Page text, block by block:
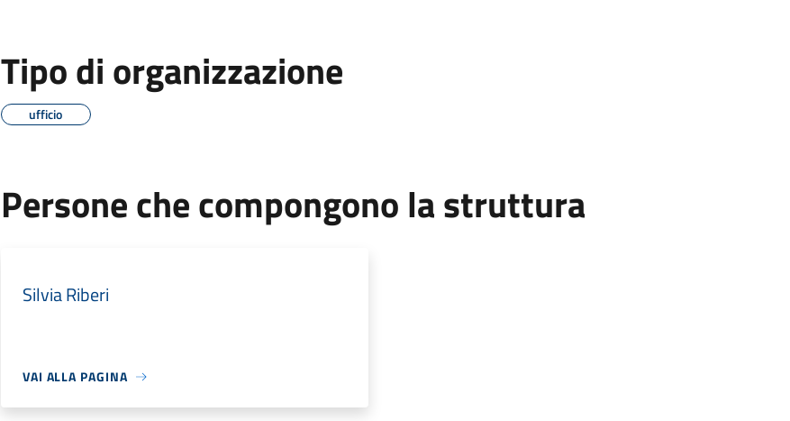
Tipo di organizzazione
ufficio
Persone che compongono la struttura
Silvia Riberi
VAI ALLA PAGINA